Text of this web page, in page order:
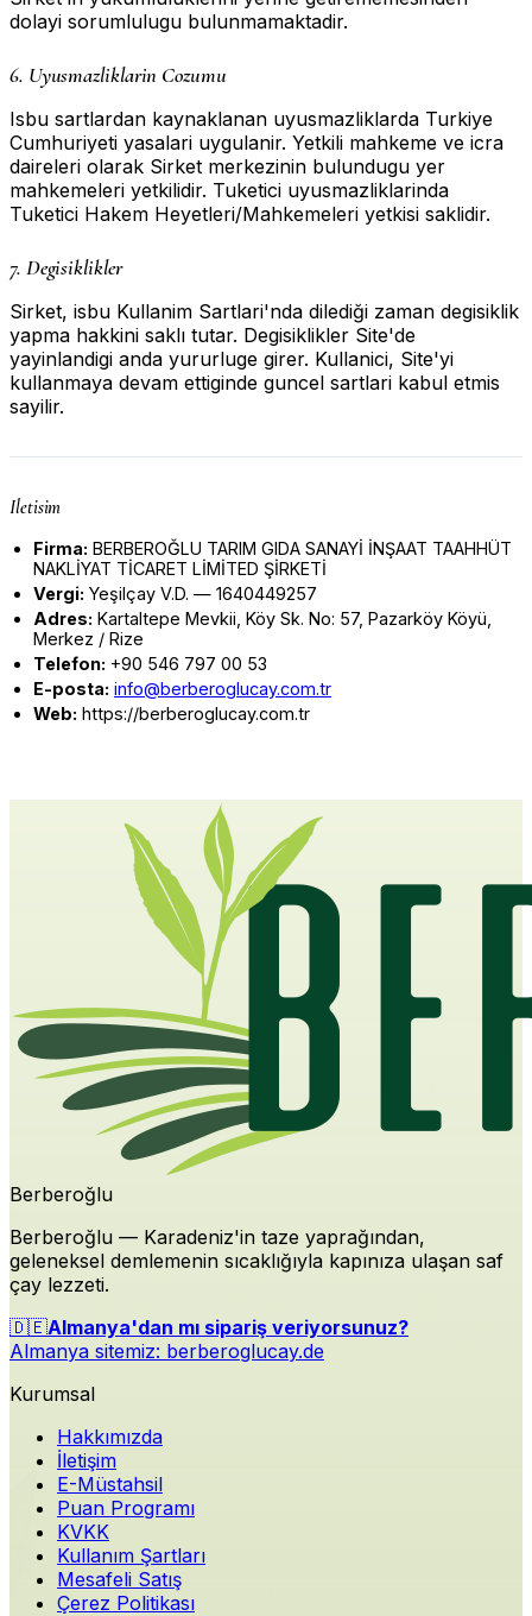
dolayi sorumlulugu bulunmamaktadir.
6. Uyusmazliklarin Cozumu
Isbu sartlardan kaynaklanan uyusmazliklarda Turkiye
Cumhuriyeti yasalari uygulanir. Yetkili mahkeme ve icra
daireleri olarak Sirket merkezinin bulundugu yer
mahkemeleri yetkilidir. Tuketici uyusmazliklarinda
Tuketici Hakem Heyetleri/Mahkemeleri yetkisi saklidir.
7. Degisiklikler
Sirket, isbu Kullanim Sartlari'nda dilediği zaman degisiklik
yapma hakkini saklı tutar. Degisiklikler Site'de
yayinlandigi anda yururluge girer. Kullanici, Site'yi
kullanmaya devam ettiginde guncel sartlari kabul etmis
sayilir.
Iletisim
Firma: BERBEROĞLU TARIM GIDA SANAYİ İNŞAAT TAAHHÜT
NAKLİYAT TİCARET LİMİTED ŞİRKETİ
Vergi: Yeşilçay V.D. — 1640449257
Adres: Kartaltepe Mevkii, Köy Sk. No: 57, Pazarköy Köyü,
Merkez / Rize
Telefon: +90 546 797 00 53
E-posta: info@berberoglucay.com.tr
Web: https://berberoglucay.com.tr
Berberoğlu
Berberoğlu — Karadeniz'in taze yaprağından,
geleneksel demlemenin sıcaklığıyla kapınıza ulaşan saf
çay lezzeti.
🇩🇪Almanya'dan mı sipariş veriyorsunuz?
Almanya sitemiz: berberoglucay.de
Kurumsal
Hakkımızda
İletişim
E-Müstahsil
Puan Programı
KVKK
Kullanım Şartları
Mesafeli Satış
Çerez Politikası